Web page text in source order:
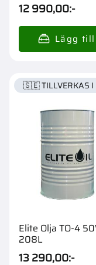
12 990,00:-
Elite Olja TO-4
208L
13 290,00:-
🇸🇪 TILLVERKAS I